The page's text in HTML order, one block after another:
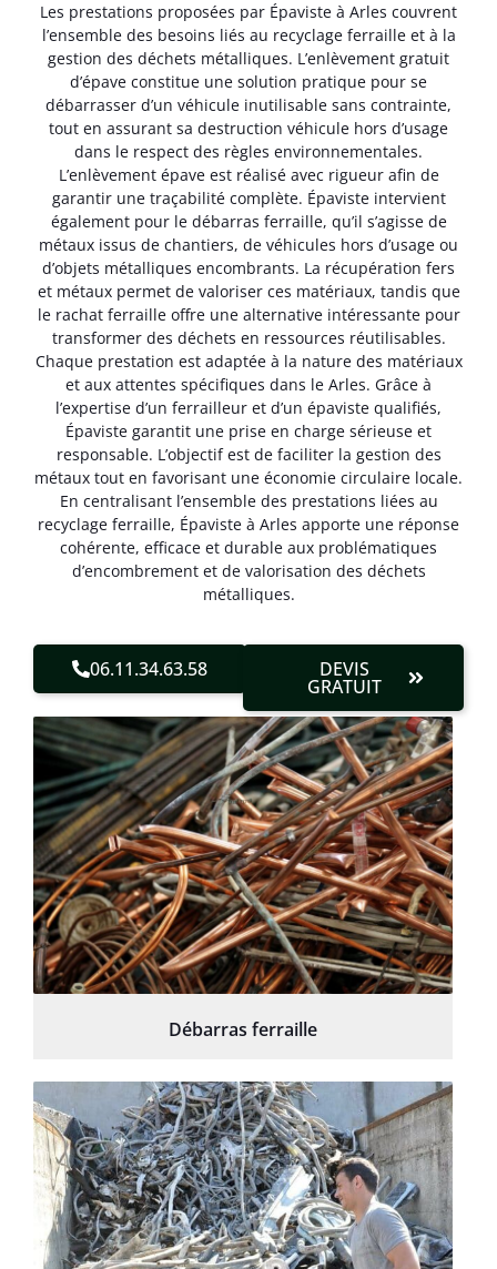
Les prestations proposées par Épaviste à Arles couvrent
l’ensemble des besoins liés au recyclage ferraille et à la
gestion des déchets métalliques. L’enlèvement gratuit
d’épave constitue une solution pratique pour se
débarrasser d’un véhicule inutilisable sans contrainte,
tout en assurant sa destruction véhicule hors d’usage
dans le respect des règles environnementales.
L’enlèvement épave est réalisé avec rigueur afin de
garantir une traçabilité complète. Épaviste intervient
également pour le débarras ferraille, qu’il s’agisse de
métaux issus de chantiers, de véhicules hors d’usage ou
d’objets métalliques encombrants. La récupération fers
et métaux permet de valoriser ces matériaux, tandis que
le rachat ferraille offre une alternative intéressante pour
transformer des déchets en ressources réutilisables.
Chaque prestation est adaptée à la nature des matériaux
et aux attentes spécifiques dans le Arles. Grâce à
l’expertise d’un ferrailleur et d’un épaviste qualifiés,
Épaviste garantit une prise en charge sérieuse et
responsable. L’objectif est de faciliter la gestion des
métaux tout en favorisant une économie circulaire locale.
En centralisant l’ensemble des prestations liées au
recyclage ferraille, Épaviste à Arles apporte une réponse
cohérente, efficace et durable aux problématiques
d’encombrement et de valorisation des déchets
métalliques.
06.11.34.63.58 DEVIS
GRATUIT
Débarras ferraille